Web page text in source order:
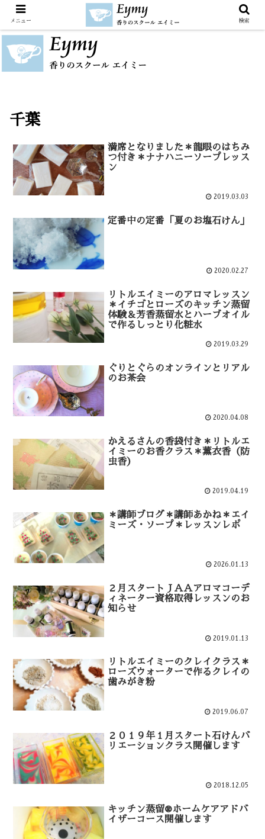
千葉
満席となりました＊龍眼のはちみ
つ付き＊ナナハニーソープレッス
ン
2019.03.03
定番中の定番「夏のお塩石けん」
2020.02.27
リトルエイミーのアロマレッスン
＊イチゴとローズのキッチン蒸留
体験＆芳香蒸留水とハーブオイル
で作るしっとり化粧水
2019.03.29
ぐりとぐらのオンラインとリアル
のお茶会
2020.04.08
かえるさんの香袋付き＊リトルエ
イミーのお香クラス＊薫衣香（防
虫香）
2019.04.19
＊講師ブログ＊講師あかね＊エイ
ミーズ・ソープ＊レッスンレポ
2026.01.13
２月スタートＪＡＡアロマコーデ
ィネーター資格取得レッスンのお
知らせ
2019.01.13
リトルエイミーのクレイクラス＊
ローズウォーターで作るクレイの
歯みがき粉
2019.06.07
２０１９年１月スタート石けんバ
リエーションクラス開催します
2018.12.05
キッチン蒸留®ホームケアアドバ
イザーコース開催します
メニュー 検索